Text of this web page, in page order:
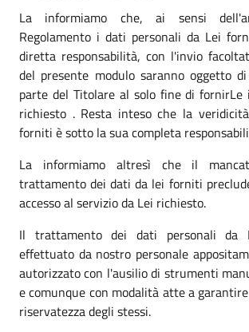
La informiamo che, ai sensi
Regolamento i dati personali da Lei
diretta responsabilità, con l'invio
del presente modulo saranno oggetto
parte del Titolare al solo fine di fornirLe
richiesto . Resta inteso che la
forniti è sotto la sua completa
La informiamo altresì che il
trattamento dei dati da lei forniti
accesso al servizio da Lei richiesto.
Il trattamento dei dati personali da
effettuato da nostro personale
autorizzato con l'ausilio di strumenti
e comunque con modalità atte a
riservatezza degli stessi.